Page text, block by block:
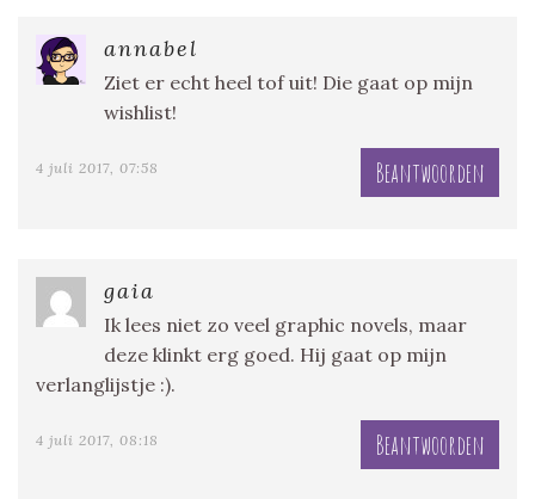
annabel
Ziet er echt heel tof uit! Die gaat op mijn
wishlist!
4 juli 2017, 07:58 Beantwoorden
gaia
Ik lees niet zo veel graphic novels, maar
deze klinkt erg goed. Hij gaat op mijn
verlanglijstje :).
4 juli 2017, 08:18 Beantwoorden